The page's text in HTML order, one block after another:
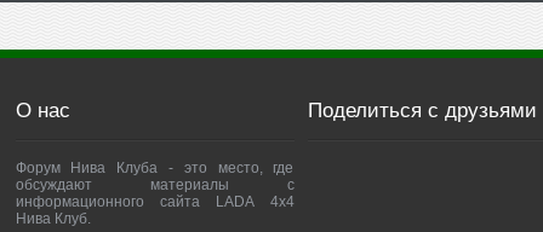
О нас
Форум Нива Клуба - это место, где
обсуждают материалы с
информационного сайта LADA 4x4
Нива Клуб.
Поделиться с друзьями